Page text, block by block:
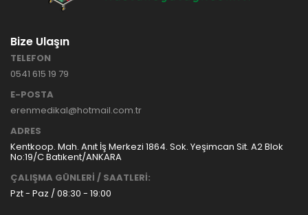
Bize Ulaşın
TELEFON
0541 615 19 79
E-POSTA
erenmedikal@hotmail.com.tr
ADRES
Kentkoop. Mah. Anıt İş Merkezi 1864. Sok. Yeşimcan Sit. A2 Blok
No:19/C Batıkent/ANKARA
ÇALIŞMA GÜNLERİ / SAATLERİ:
Pzt - Paz / 08:30 - 19:00